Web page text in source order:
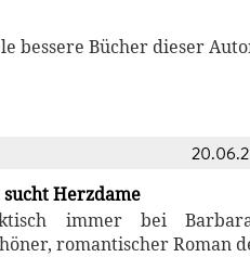
bessere Bücher dieser
Herzdame
immer bei
romantischer Roman